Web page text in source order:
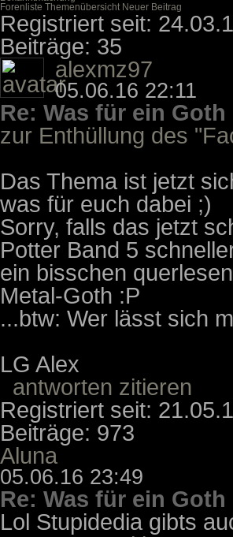
Forenliste Themenübersicht Neuer Beitrag
Registriert seit:
Beiträge: 35
alexmz97
05.06.16 22:11
Re: Was für ein
zur Enthüllung des
Das Thema ist jetzt
was für euch dabei ;)
Sorry, falls das jetzt
Potter Band 5
ein bisschen
Metal-Goth :P
...btw: Wer lässt sich
LG Alex
antworten zitieren
Registriert seit:
Beiträge: 973
Aluna
05.06.16 23:49
Re: Was für ein
Lol Stupidedia gibts